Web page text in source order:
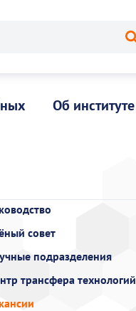
Об институте
совет
подразделения
трансфера технологий